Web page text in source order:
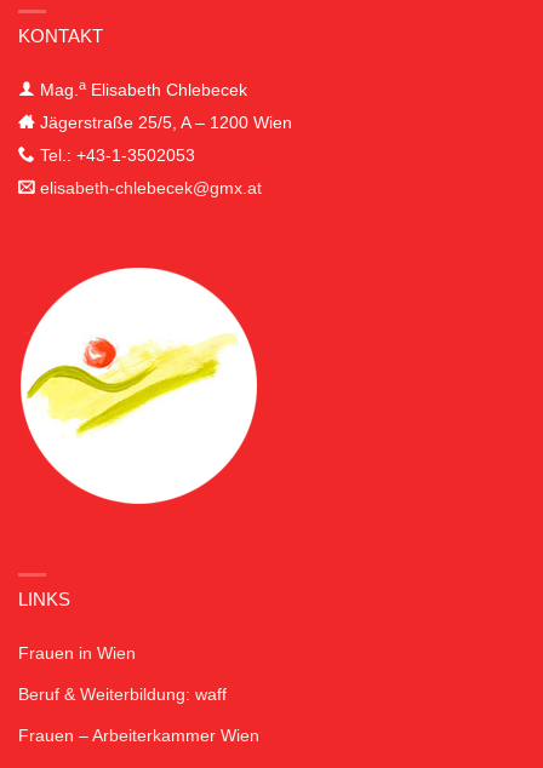
KONTAKT
Mag.a Elisabeth Chlebecek
Jägerstraße 25/5, A – 1200 Wien
Tel.: +43-1-3502053
elisabeth-chlebecek@gmx.at
LINKS
Frauen in Wien
Beruf & Weiterbildung: waff
Frauen – Arbeiterkammer Wien